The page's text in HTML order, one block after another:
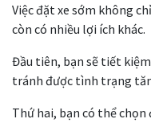
Việc đặt xe sớm không
còn có nhiều lợi ích khác.
Đầu tiên, bạn sẽ tiết
tránh được tình trạng
Thứ hai, bạn có thể chọn